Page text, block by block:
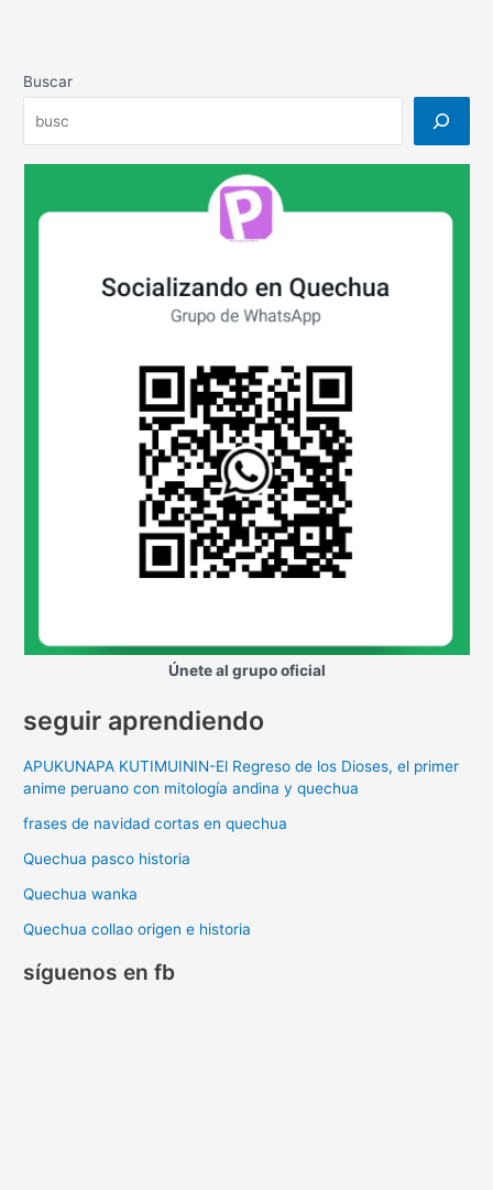
Buscar
Únete al grupo oficial
seguir aprendiendo
APUKUNAPA KUTIMUININ-El Regreso de los Dioses, el primer
anime peruano con mitología andina y quechua
frases de navidad cortas en quechua
Quechua pasco historia
Quechua wanka
Quechua collao origen e historia
síguenos en fb